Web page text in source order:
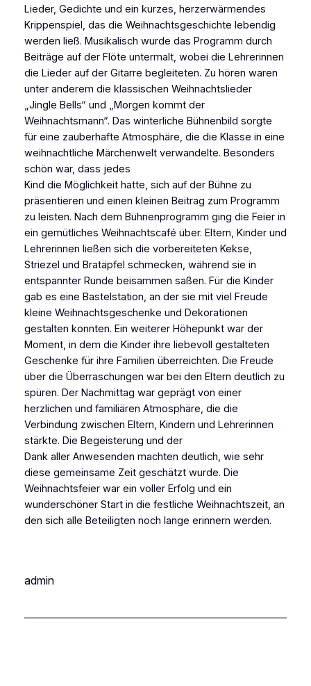
Lieder, Gedichte und ein kurzes, herzerwärmendes
Krippenspiel, das die Weihnachtsgeschichte lebendig
werden ließ. Musikalisch wurde das Programm durch
Beiträge auf der Flöte untermalt, wobei die Lehrerinnen
die Lieder auf der Gitarre begleiteten. Zu hören waren
unter anderem die klassischen Weihnachtslieder
„Jingle Bells“ und „Morgen kommt der
Weihnachtsmann“. Das winterliche Bühnenbild sorgte
für eine zauberhafte Atmosphäre, die die Klasse in eine
weihnachtliche Märchenwelt verwandelte. Besonders
schön war, dass jedes
Kind die Möglichkeit hatte, sich auf der Bühne zu
präsentieren und einen kleinen Beitrag zum Programm
zu leisten. Nach dem Bühnenprogramm ging die Feier in
ein gemütliches Weihnachtscafé über. Eltern, Kinder und
Lehrerinnen ließen sich die vorbereiteten Kekse,
Striezel und Bratäpfel schmecken, während sie in
entspannter Runde beisammen saßen. Für die Kinder
gab es eine Bastelstation, an der sie mit viel Freude
kleine Weihnachtsgeschenke und Dekorationen
gestalten konnten. Ein weiterer Höhepunkt war der
Moment, in dem die Kinder ihre liebevoll gestalteten
Geschenke für ihre Familien überreichten. Die Freude
über die Überraschungen war bei den Eltern deutlich zu
spüren. Der Nachmittag war geprägt von einer
herzlichen und familiären Atmosphäre, die die
Verbindung zwischen Eltern, Kindern und Lehrerinnen
stärkte. Die Begeisterung und der
Dank aller Anwesenden machten deutlich, wie sehr
diese gemeinsame Zeit geschätzt wurde. Die
Weihnachtsfeier war ein voller Erfolg und ein
wunderschöner Start in die festliche Weihnachtszeit, an
den sich alle Beteiligten noch lange erinnern werden.
admin